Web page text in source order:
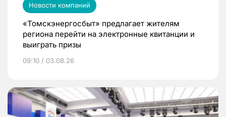
Новости компаний
«Томскэнергосбыт» предлагает жителям
региона перейти на электронные квитанции и
выиграть призы
09:10 / 03.08.26